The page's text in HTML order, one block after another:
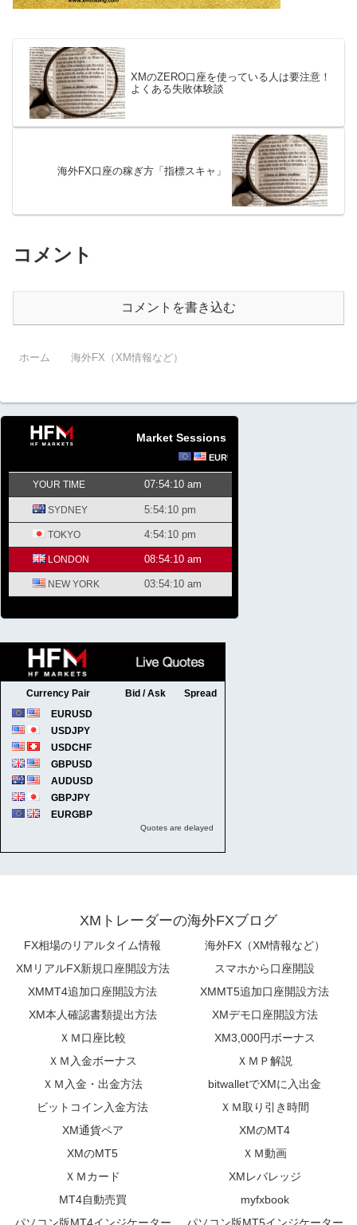
XMのZERO口座を使っている人は要注意！
よくある失敗体験談
海外FX口座の稼ぎ方「指標スキャ」
コメント
コメントを書き込む
ホーム 海外FX（XM情報など）
Market Sessions
XMトレーダーの海外FXブログ
FX相場のリアルタイム情報
海外FX（XM情報など）
XMリアルFX新規口座開設方法
スマホから口座開設
XMMT4追加口座開設方法
XMMT5追加口座開設方法
XM本人確認書類提出方法
XMデモ口座開設方法
ＸＭ口座比較
XM3,000円ボーナス
ＸＭ入金ボーナス
ＸＭＰ解説
ＸＭ入金・出金方法
bitwalletでXMに入出金
ビットコイン入金方法
ＸＭ取り引き時間
XM通貨ペア
XMのMT4
XMのMT5
ＸＭ動画
ＸＭカード
XMレバレッジ
MT4自動売買
myfxbook